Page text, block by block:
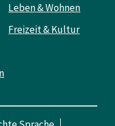
Leben & Wohnen
Freizeit & Kultur